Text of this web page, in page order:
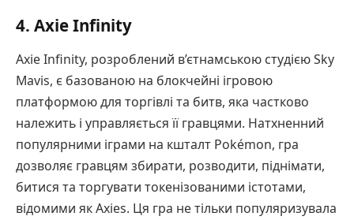
4. Axie Infinity
Axie Infinity, розроблений в’єтнамською студією Sky
Mavis, є базованою на блокчейні ігровою
платформою для торгівлі та битв, яка частково
належить і управляється її гравцями. Натхненний
популярними іграми на кшталт Pokémon, гра
дозволяє гравцям збирати, розводити, піднімати,
битися та торгувати токенізованими істотами,
відомими як Axies. Ця гра не тільки популяризувала